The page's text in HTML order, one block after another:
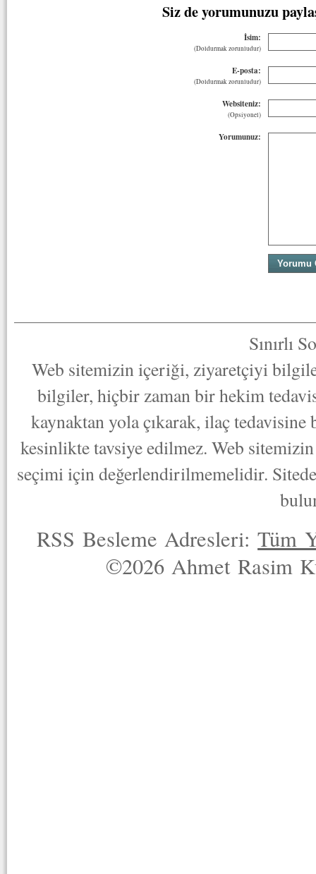
Siz de yorumunuzu
İsim:
(Doldurmak zorunludur)
E-posta:
(Doldurmak zorunludur)
Websiteniz:
(Opsiyonel)
Yorumunuz:
Sınırlı
Web sitemizin içeriği, ziyaretçiyi
bilgiler, hiçbir zaman bir hekim
kaynaktan yola çıkarak, ilaç
kesinlikte tavsiye edilmez. Web
seçimi için değerlendirilmemelidir.
RSS Besleme Adresleri:Tüm
©2026 Ahmet Rasim